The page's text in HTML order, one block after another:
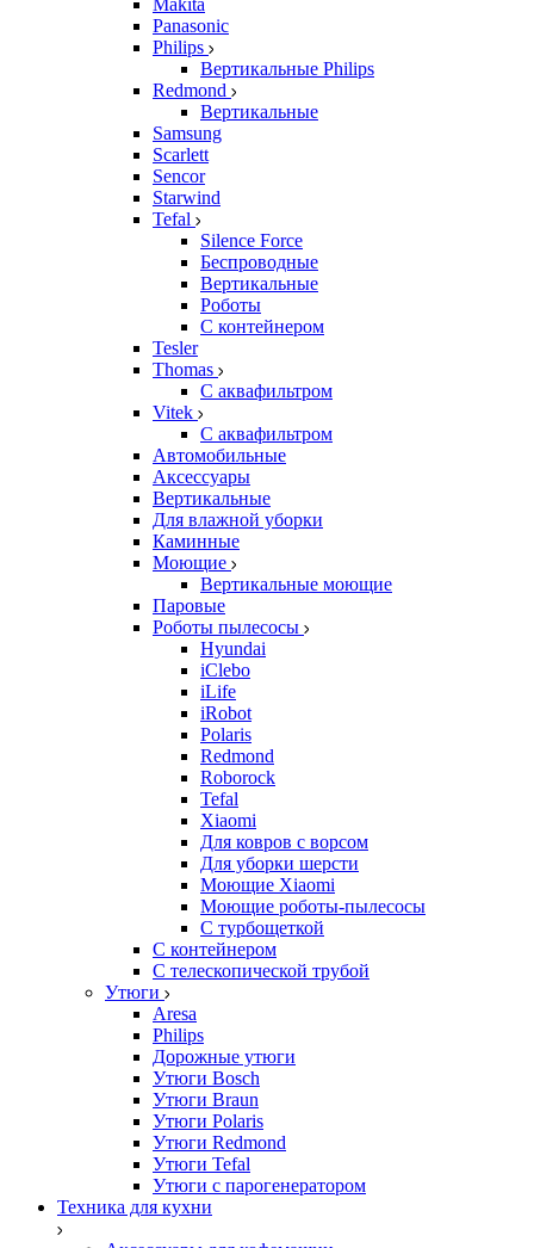
Makita
Panasonic
Philips
Вертикальные Philips
Redmond
Вертикальные
Samsung
Scarlett
Sencor
Starwind
Tefal
Silence Force
Беспроводные
Вертикальные
Роботы
С контейнером
Tesler
Thomas
С аквафильтром
Vitek
С аквафильтром
Автомобильные
Аксессуары
Вертикальные
Для влажной уборки
Каминные
Моющие
Вертикальные моющие
Паровые
Роботы пылесосы
Hyundai
iClebo
iLife
iRobot
Polaris
Redmond
Roborock
Tefal
Xiaomi
Для ковров с ворсом
Для уборки шерсти
Моющие Xiaomi
Моющие роботы-пылесосы
С турбощеткой
С контейнером
С телескопической трубой
Утюги
Aresa
Philips
Дорожные утюги
Утюги Bosch
Утюги Braun
Утюги Polaris
Утюги Redmond
Утюги Tefal
Утюги с парогенератором
Техника для кухни